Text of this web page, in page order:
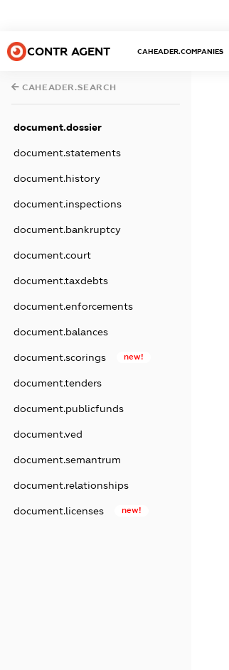
CONTR AGENT CAHEADER.COMPANIES
CAHEADER.SEARCH
document.dossier
document.statements
document.history
document.inspections
document.bankruptcy
document.court
document.taxdebts
document.enforcements
document.balances
document.scorings new!
document.tenders
document.publicfunds
document.ved
document.semantrum
document.relationships
document.licenses new!